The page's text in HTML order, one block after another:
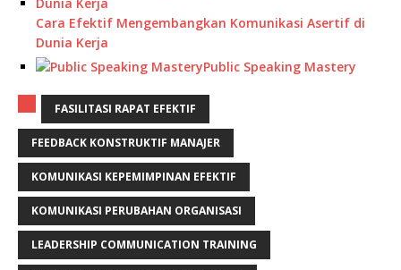
Cara Efektif Mengembangkan Komunikasi Asertif di
Dunia Kerja
Public Speaking Mastery
FASILITASI RAPAT EFEKTIF
FEEDBACK KONSTRUKTIF MANAJER
KOMUNIKASI KEPEMIMPINAN EFEKTIF
KOMUNIKASI PERUBAHAN ORGANISASI
LEADERSHIP COMMUNICATION TRAINING